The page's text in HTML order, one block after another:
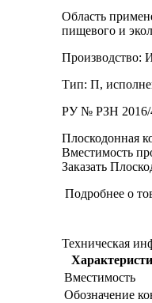
Область
пищевого и
Производство:
Тип: П,
РУ № РЗН 2016/
Плоскодонная
Вместимость
Заказать
Подробнее о
Техническая
Вместимость
Обозначение